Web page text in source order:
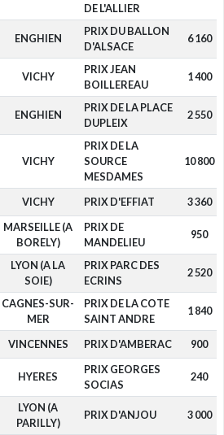
DE L'ALLIER
ENGHIEN
PRIX DU BALLON
D'ALSACE
6 160
VICHY
PRIX JEAN
BOILLEREAU
1 400
ENGHIEN
PRIX DE LA PLACE
DUPLEIX
2 550
VICHY
PRIX DE LA
SOURCE
MESDAMES
10 800
VICHY PRIX D'EFFIAT 3 360
MARSEILLE (A
BORELY)
PRIX DE
MANDELIEU
950
LYON (A LA
SOIE)
PRIX PARC DES
ECRINS
2 520
CAGNES-SUR-
MER
PRIX DE LA COTE
SAINT ANDRE
1 840
VINCENNES PRIX D'AMBERAC 900
HYERES
PRIX GEORGES
SOCIAS
240
LYON (A
PARILLY)
PRIX D'ANJOU 3 000